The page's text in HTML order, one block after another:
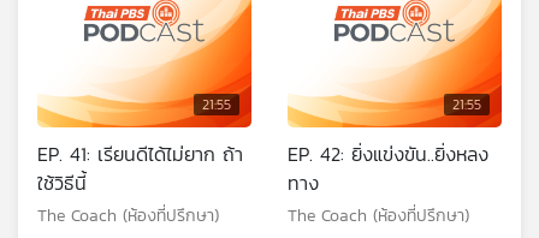
21:55
EP. 41: เรียนดีได้ไม่ยาก ถ้า
ใช้วิธีนี้
The Coach (ห้องที่ปรึกษา)
21:55
EP. 42: ยิ่งแข่งขัน..ยิ่งหลง
ทาง
The Coach (ห้องที่ปรึกษา)